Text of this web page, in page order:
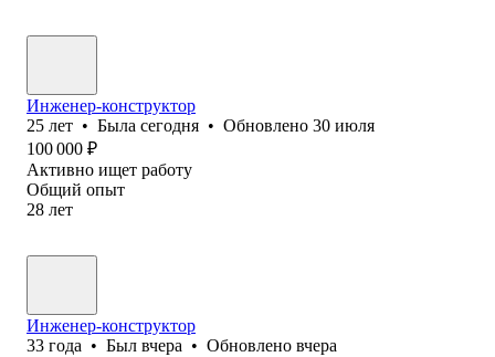
Инженер-конструктор
25 лет • Была сегодня • Обновлено 30 июля
100 000 ₽
Активно ищет работу
Общий опыт
28 лет
Инженер-конструктор
33 года • Был вчера • Обновлено вчера